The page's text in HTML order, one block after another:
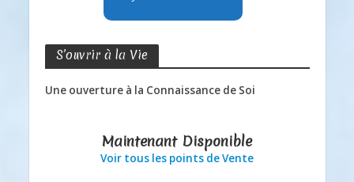
S’ouvrir à la Vie
Une ouverture à la Connaissance de Soi
Maintenant Disponible
Voir tous les points de Vente